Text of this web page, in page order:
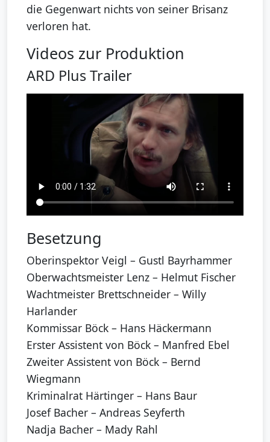
die Gegenwart nichts von seiner Brisanz
verloren hat.
Videos zur Produktion
ARD Plus Trailer
Besetzung
Oberinspektor Veigl – Gustl Bayrhammer
Oberwachtsmeister Lenz – Helmut Fischer
Wachtmeister Brettschneider – Willy
Harlander
Kommissar Böck – Hans Häckermann
Erster Assistent von Böck – Manfred Ebel
Zweiter Assistent von Böck – Bernd
Wiegmann
Kriminalrat Härtinger – Hans Baur
Josef Bacher – Andreas Seyferth
Nadja Bacher – Mady Rahl